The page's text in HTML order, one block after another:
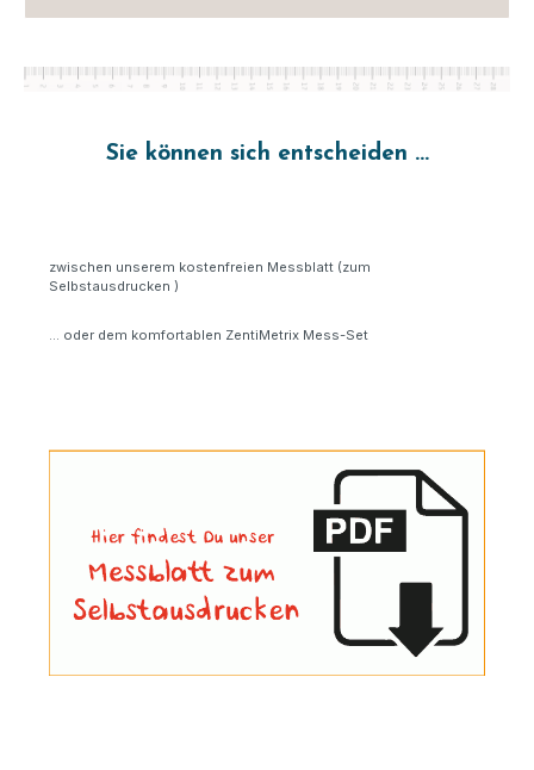
Sie können sich entscheiden ...
zwischen unserem kostenfreien Messblatt (zum
Selbstausdrucken )
... oder dem komfortablen ZentiMetrix Mess-Set